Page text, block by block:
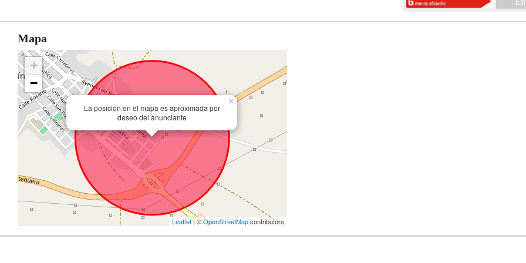
Mapa
La posición en el mapa es aproximada por
deseo del anunciante
×
+
−
Leaflet| ©OpenStreetMapcontributors